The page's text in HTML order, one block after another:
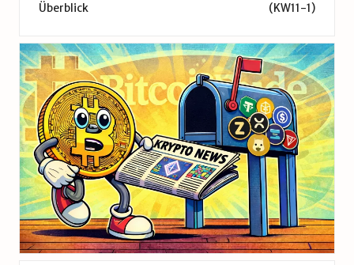
Überblick
(KW11-1)